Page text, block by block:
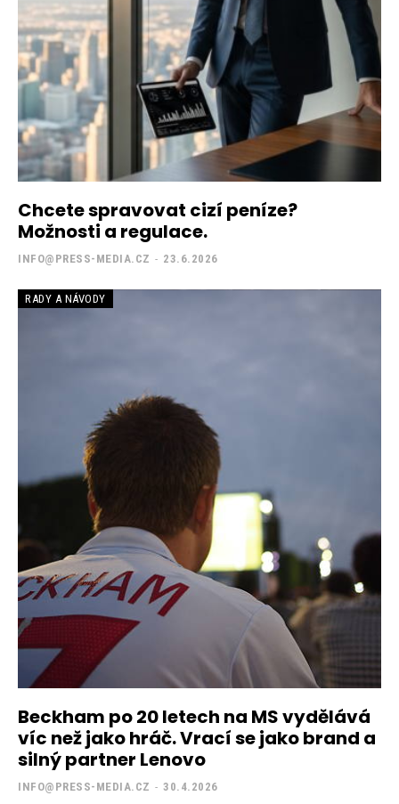
Chcete spravovat cizí peníze?
Možnosti a regulace.
INFO@PRESS-MEDIA.CZ - 23.6.2026
RADY A NÁVODY
Beckham po 20 letech na MS vydělává
víc než jako hráč. Vrací se jako brand a
silný partner Lenovo
INFO@PRESS-MEDIA.CZ - 30.4.2026